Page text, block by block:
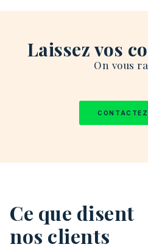
Laissez vos
On vous
Ce que disent
nos clients